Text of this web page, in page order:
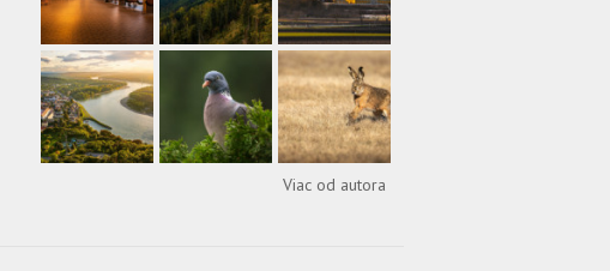
Viac od autora